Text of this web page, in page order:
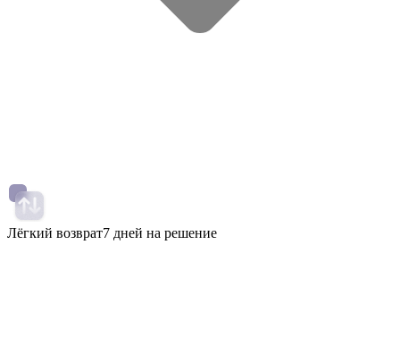
Лёгкий возврат7 дней на решение